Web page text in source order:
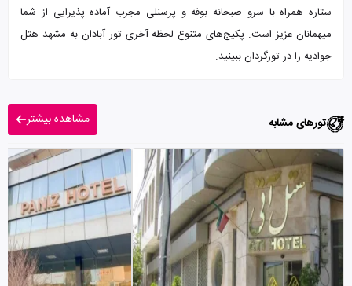
ستاره همراه با سرو صبحانه بوفه و پرسنلی مجرب آماده پذیرایی از شما
میهمانان عزیز است. پکیج‌های متنوع لحظه آخری تور آبادان به مشهد هتل
جوادیه را در تورگردان ببینید.
تورهای مشابه مشاهده بیشتر